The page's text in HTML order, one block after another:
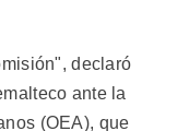
declaró
ante la
(OEA), que